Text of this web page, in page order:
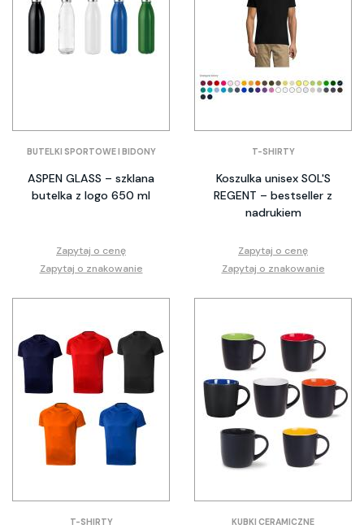
BUTELKI SPORTOWE I BIDONY
ASPEN GLASS – szklana
butelka z logo 650 ml
Zapytaj o cenę
Zapytaj o znakowanie
T-SHIRTY
Koszulka unisex SOL'S
REGENT – bestseller z
nadrukiem
Zapytaj o cenę
Zapytaj o znakowanie
T-SHIRTY KUBKI CERAMICZNE